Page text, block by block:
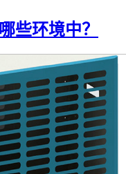
些环境中？